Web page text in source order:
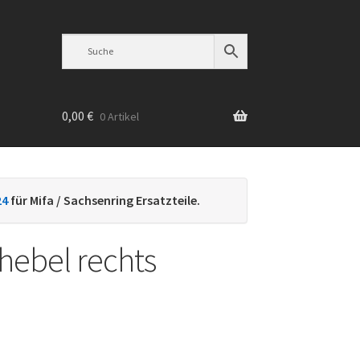
0,00 € 0 Artikel
für Mifa / Sachsenring Ersatzteile.
rechts